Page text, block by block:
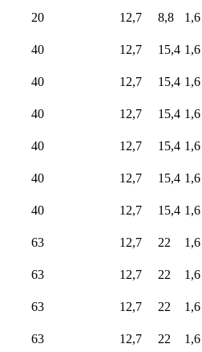
20 12,7 8,8
1,6
40 12,7 15,4 1,6
40 12,7 15,4 1,6
40 12,7 15,4 1,6
40 12,7 15,4 1,6
40 12,7 15,4 1,6
40 12,7 15,4 1,6
63 12,7 22
1,6
63 12,7 22
1,6
63 12,7 22
1,6
63 12,7 22 1,6